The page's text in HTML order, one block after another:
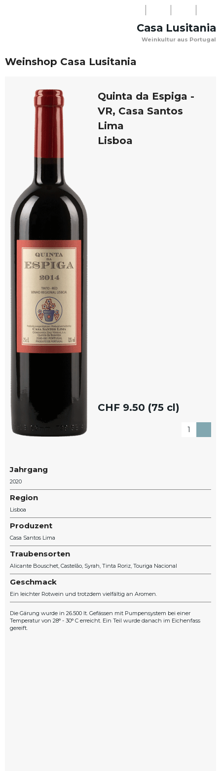
Casa Lusitania
Weinkultur aus Portugal
(0)
BERATUNG:
(0)31
Weinshop Casa Lusitania
Quinta da Espiga -
VR, Casa Santos
Lima
Lisboa
CHF 9.50 (75 cl)
Jahrgang
2020
Region
Lisboa
Produzent
Casa Santos Lima
Traubensorten
Alicante Bouschet Castelão Syrah Tinta Roriz Touriga Nacional
Geschmack
Ein leichter Rotwein und trotzdem vielfältig an Aromen.
Die Gärung wurde in 26.500 lt. Gefässen mit Pumpensystem bei einer
Temperatur von 28° - 30° C erreicht. Ein Teil wurde danach im Eichenfass
gereift.